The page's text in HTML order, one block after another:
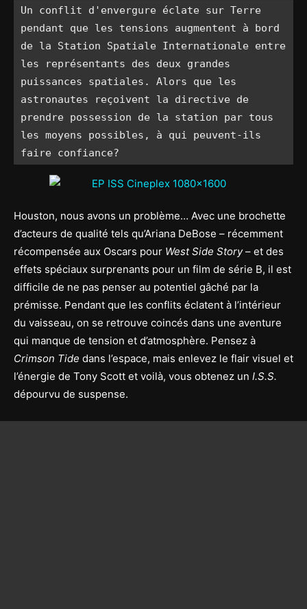
Un conflit d'envergure éclate sur Terre
pendant que les tensions augmentent à bord
de la Station Spatiale Internationale entre
les représentants des deux grandes
puissances spatiales. Alors que les
astronautes reçoivent la directive de
prendre possession de la station par tous
les moyens possibles, à qui peuvent-ils
faire confiance?
Houston, nous avons un problème… Avec une brochette
d’acteurs de qualité tels qu’Ariana DeBose – récemment
récompensée aux Oscars pour West Side Story– et des
effets spéciaux surprenants pour un film de série B, il est
difficile de ne pas penser au potentiel gâché par la
prémisse. Pendant que les conflits éclatent à l’intérieur
du vaisseau, on se retrouve coincés dans une aventure
qui manque de tension et d’atmosphère. Pensez à
Crimson Tide dans l’espace, mais enlevez le flair visuel et
l’énergie de Tony Scott et voilà, vous obtenez un I.S.S.
dépourvu de suspense.